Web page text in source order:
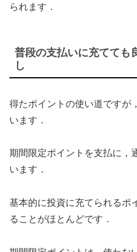
られます．
普段の支払いに充てても
し
得たポイントの使い道ですが
います．
期間限定ポイントを支払に，
います．
基本的に投資に充てられるポ
ることがほとんどです．